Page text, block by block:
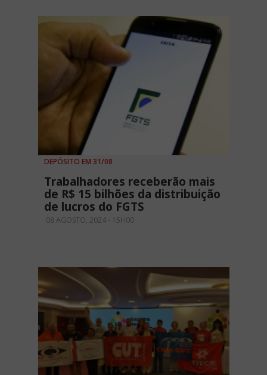
DEPÓSITO EM 31/08
Trabalhadores receberão mais
de R$ 15 bilhões da distribuição
de lucros do FGTS
08 AGOSTO, 2024 - 15H00